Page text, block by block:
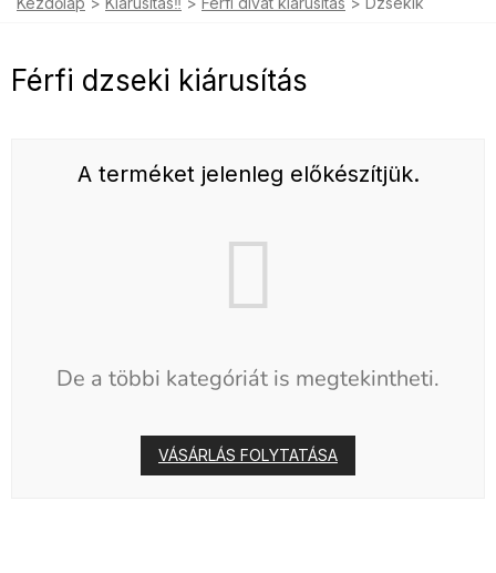
Férfi dzseki kiárusítás
A terméket jelenleg előkészítjük.
De a többi kategóriát is megtekintheti.
VÁSÁRLÁS FOLYTATÁSA